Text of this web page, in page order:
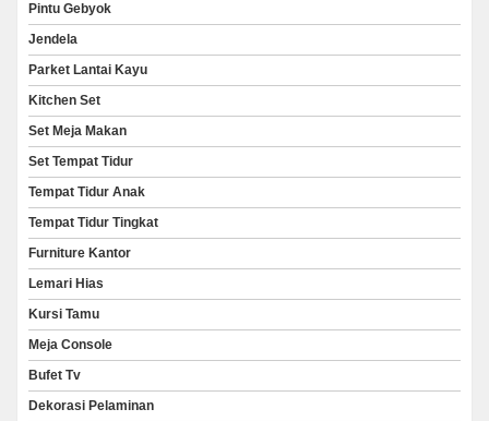
Pintu Gebyok
Jendela
Parket Lantai Kayu
Kitchen Set
Set Meja Makan
Set Tempat Tidur
Tempat Tidur Anak
Tempat Tidur Tingkat
Furniture Kantor
Lemari Hias
Kursi Tamu
Meja Console
Bufet Tv
Dekorasi Pelaminan